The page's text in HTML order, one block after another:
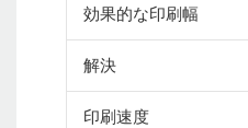
効果的な印刷幅
解決
印刷速度